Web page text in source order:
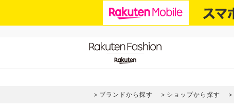
ブランドから探す ショップから探す